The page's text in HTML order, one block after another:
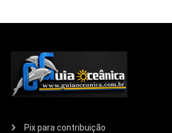
Pix para contribuição